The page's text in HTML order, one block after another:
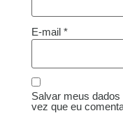
E-mail *
Salvar meus
vez que eu